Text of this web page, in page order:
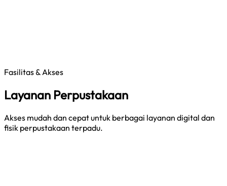
Fasilitas & Akses
Layanan Perpustakaan
Akses mudah dan cepat untuk berbagai layanan digital dan
fisik perpustakaan terpadu.